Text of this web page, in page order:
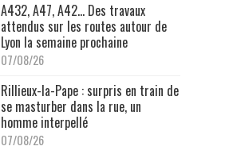
A432, A47, A42… Des travaux
attendus sur les routes autour de
Lyon la semaine prochaine
07/08/26
Rillieux-la-Pape : surpris en train de
se masturber dans la rue, un
homme interpellé
07/08/26